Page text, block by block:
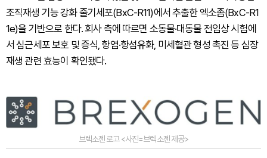
조직재생 기능 강화 줄기세포(BxC-R11)에서 추출한 엑소좀(BxC-R1
1e)을 기반으로 한다. 회사 측에 따르면 소동물·대동물 전임상 시험에
서 심근세포 보호 및 증식, 항염·항섬유화, 미세혈관 형성 촉진 등 심장
재생 관련 효능이 확인됐다.
브렉소젠 로고 <사진=브렉소젠 제공>